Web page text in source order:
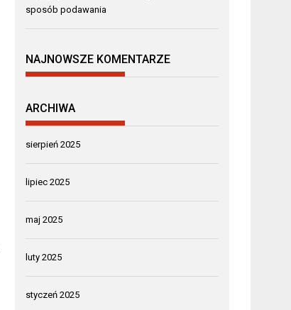
sposób podawania
NAJNOWSZE KOMENTARZE
ARCHIWA
sierpień 2025
lipiec 2025
maj 2025
luty 2025
styczeń 2025